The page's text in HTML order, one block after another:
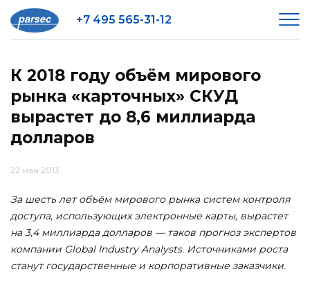
+7 495 565-31-12
К 2018 году объём мирового
рынка «карточных» СКУД
вырастет до 8,6 миллиарда
долларов
22 мая 2013
За шесть лет объём мирового рынка систем контроля
доступа, использующих электронные карты, вырастет
на 3,4 миллиарда долларов — таков прогноз экспертов
компании Global Industry Analysts. Источниками роста
станут государственные и корпоративные заказчики.